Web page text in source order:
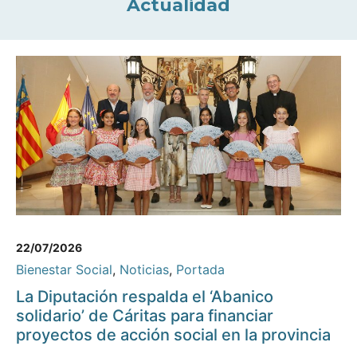
Actualidad
22/07/2026
Bienestar Social, Noticias, Portada
La Diputación respalda el ‘Abanico
solidario’ de Cáritas para financiar
proyectos de acción social en la provincia